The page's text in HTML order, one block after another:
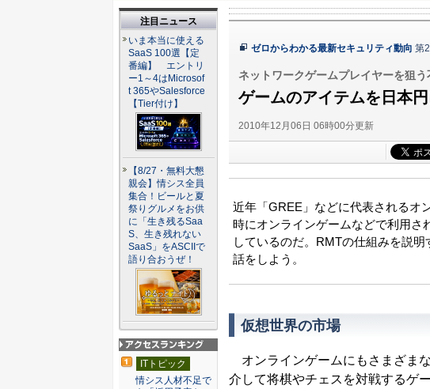
ゼロからわかる最新セキュリティ動向 第
ネットワークゲームプレイヤーを狙
ゲームのアイテムを日本
2010年12月06日 06時00分更新
近年「GREE」などに代表されるオ
時にオンラインゲームなどで利用さ
しているのだ。RMTの仕組みを説
話をしよう。
仮想世界の市場
オンラインゲームにもさまざま
介して将棋やチェスを対戦するゲ
注目ニュース
いま本当に使える
SaaS 100選【定
番編】 エントリ
ー1～4はMicrosof
t 365やSalesforce
【Tier付け】
【8/27・無料大懇
親会】情シス全員
集合！ビールと夏
祭りグルメをお供
に「生き残るSaa
S、生き残れない
SaaS」をASCIIで
語り合おうぜ！
アクセスランキン
グ
ITトピック
情シス人材不足で